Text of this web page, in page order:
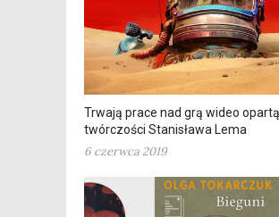
Trwają prace nad grą wideo
twórczości Stanisława Lema
6 czerwca 2019